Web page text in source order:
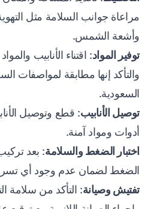
مراعاة جوانب السلامة مثل
وأشعة الشمس.
توفير المواد: اقتناء الأنابيب
والتأكد إنها مطابقة لمواصفات
السعودية.
توصيل الأنابيب: قطع وتوصيل
أدوات ومواد آمنة.
اختبار الضغط والسلامة: بعد تركيب
الضغط لضمان عدم وجود أي
تفتيش وصيانة: التأكد من سلامة